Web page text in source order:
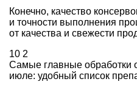
Конечно, качество
и точности выполнения
от качества и свежести
10 2
Самые главные обработки
июле: удобный список